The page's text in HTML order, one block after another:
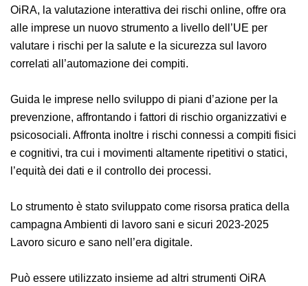
OiRA, la valutazione interattiva dei rischi online, offre
ora alle imprese un nuovo strumento a livello dell’UE
per valutare i rischi per la salute e la sicurezza sul
lavoro correlati all’automazione dei compiti.
Guida le imprese nello sviluppo di piani d’azione per la
prevenzione, affrontando i fattori di rischio
organizzativi e psicosociali. Affronta inoltre i rischi
connessi a compiti fisici e cognitivi, tra cui i movimenti
altamente ripetitivi o statici, l’equità dei dati e il
Lo strumento è stato sviluppato come risorsa pratica
della campagna Ambienti di lavoro sani e sicuri 2023-